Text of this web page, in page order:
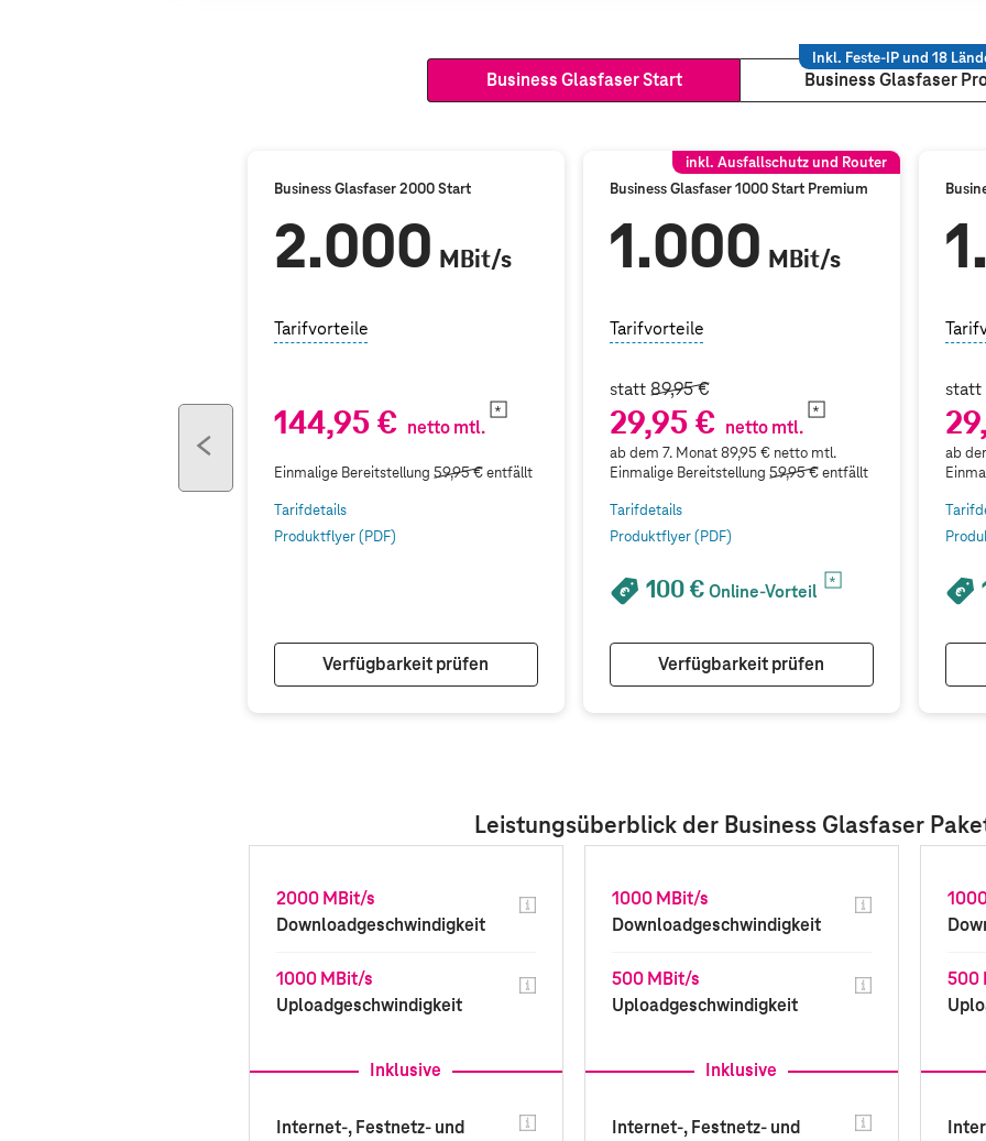
Business Glasfaser Start
Inkl. Feste-IP und 18
Business Glasfaser
Business Glasfaser 2000 Start
2.000 MBit/s
Tarifvorteile
144,95 € netto mtl.
Einmalige Bereitstellung 59,95 €entfällt
Tarifdetails
Produktflyer (PDF)
Verfügbarkeit prüfen
2000 MBit/s
Downloadgeschwindigkeit
1000 MBit/s
Uploadgeschwindigkeit
Inklusive
Internet-, Festnetz- und
inkl. Ausfallschutz und Router
Business Glasfaser 1000 Start Premium
1.000 MBit/s
Tarifvorteile
statt89,95 €
29,95 € netto mtl.
ab dem 7. Monat 89,95 € netto mtl.
Einmalige Bereitstellung 59,95 €entfällt
Tarifdetails
Produktflyer (PDF)
100 € Online-Vorteil
Verfügbarkeit prüfen
1000 MBit/s
Downloadgeschwindigkeit
500 MBit/s
Uploadgeschwindigkeit
Inklusive
Internet-, Festnetz- und
statt
ab
500
Leistungsüberblick der Business Glasfaser
button